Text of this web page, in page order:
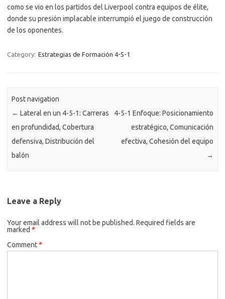
como se vio en los partidos del Liverpool contra equipos de élite,
donde su presión implacable interrumpió el juego de construcción
de los oponentes.
Category: Estrategias de Formación 4-5-1
Post navigation
← Lateral en un 4-5-1: Carreras
en profundidad, Cobertura
defensiva, Distribución del
balón
4-5-1 Enfoque: Posicionamiento
estratégico, Comunicación
efectiva, Cohesión del equipo
→
Leave a Reply
Your email address will not be published. Required fields are
marked *
Comment*